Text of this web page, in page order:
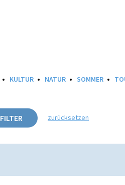
KULTUR NATUR SOMMER
FILTER zurücksetzen